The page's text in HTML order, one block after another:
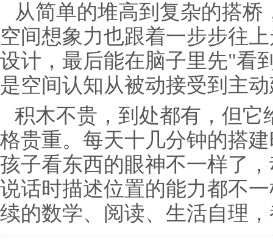
从简单的堆高到复杂的搭
空间想象力也跟着一步步往
设计，最后能在脑子里先"
是空间认知从被动接受到主
积木不贵，到处都有，但
格贵重。每天十几分钟的搭
孩子看东西的眼神不一样了
说话时描述位置的能力都不
续的数学、阅读、生活自理